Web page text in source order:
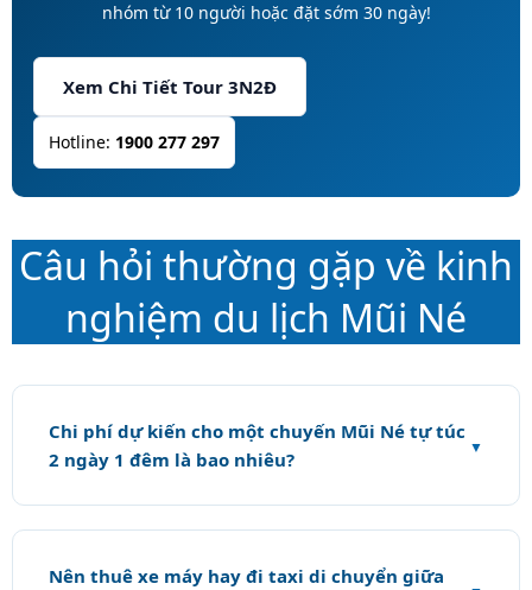
nhóm từ 10 người hoặc đặt sớm 30 ngày!
Xem Chi Tiết Tour 3N2Đ
Hotline: 1900 277 297
Câu hỏi thường gặp về kinh
nghiệm du lịch Mũi Né
Chi phí dự kiến cho một chuyến Mũi Né tự túc
2 ngày 1 đêm là bao nhiêu?
Nên thuê xe máy hay đi taxi di chuyển giữa